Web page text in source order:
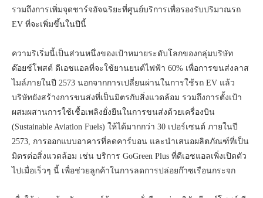
รวมถึงการเพิ่มจุดชาร์จอัจฉริยะที่ศูนย์บริการเพื่อรองรับปริมาณรถ
EV ที่จะเพิ่มขึ้นในปีนี้
ความริเริ่มนี้เป็นส่วนหนึ่งของเป้าหมายระดับโลกของกลุ่มบริษัท
ด๊อยช์โพสต์ ดีเอชแอลที่จะใช้ยานยนต์ไฟฟ้า 60% เพื่อการขนส่งลาส
ไมล์ภายในปี 2573 นอกจากการเปลี่ยนผ่านในการใช้รถ EV แล้ว
บริษัทยังสร้างการขนส่งที่เป็นมิตรกับสิ่งแวดล้อม รวมถึงการตั้งเป้า
ผสมผสานการใช้เชื้อเพลิงยั่งยืนในการขนส่งด้วยเครื่องบิน
(Sustainable Aviation Fuels) ให้ได้มากกว่า 30 เปอร์เซนต์ ภายในปี
2573, การออกแบบอาคารที่ลดคาร์บอน และนำเสนอผลิตภัณฑ์ที่เป็น
มิตรต่อสิ่งแวดล้อม เช่น บริการ GoGreen Plus ที่ดีเอชแอลเพิ่งเปิดตัว
ไปเมื่อเร็วๆ นี้ เพื่อช่วยลูกค้าในการลดการปล่อยก๊าซเรือนกระจก